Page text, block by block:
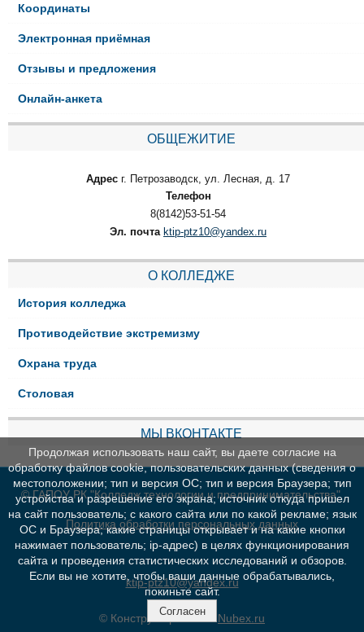
Координаты
Электронная приёмная
Отзывы и предложения
Онлайн-анкета
ОБЩЕЖИТИЕ
Адрес г. Петрозаводск, ул. Лесная, д. 17
Телефон
8(8142)53-51-54
Эл. почта ktip-ptz10@yandex.ru
О КОЛЛЕДЖЕ
История колледжа
Противодействие экстремизму
Охрана труда
Столовая
МЫ ВКОНТАКТЕ
© ГАПОУ РК "Колледж технологии и предпринимательства"
Политика обработки персональных данных
ktip-ptz10@yandex.ru
© Конструктор сайтов Nubex.ru
Продолжая использовать наш сайт, вы даете согласие на
обработку файлов cookie, пользовательских данных (сведения о
местоположении; тип и версия ОС; тип и версия Браузера; тип
устройства и разрешение его экрана; источник откуда пришел
на сайт пользователь; с какого сайта или по какой рекламе; язык
ОС и Браузера; какие страницы открывает и на какие кнопки
нажимает пользователь; ip-адрес) в целях функционирования
сайта и проведения статистических исследований и обзоров.
Если вы не хотите, чтобы ваши данные обрабатывались,
покиньте сайт.
Согласен